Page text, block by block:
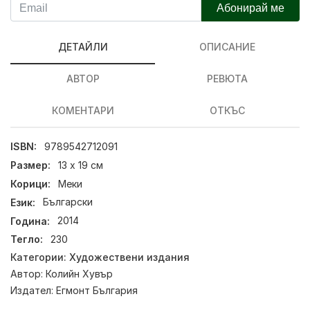
Абонирай ме
ДЕТАЙЛИ ОПИСАНИЕ
АВТОР РЕВЮТА
КОМЕНТАРИ ОТКЪС
ISBN:
9789542712091
Размер:
13 х 19 см
Корици:
Меки
Език:
Български
Година:
2014
Тегло:
230
Категории: Художествени издания
Автор: Колийн Хувър
Издател: Егмонт България